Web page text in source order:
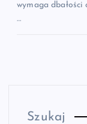
wymaga dbałości
…
Szukaj